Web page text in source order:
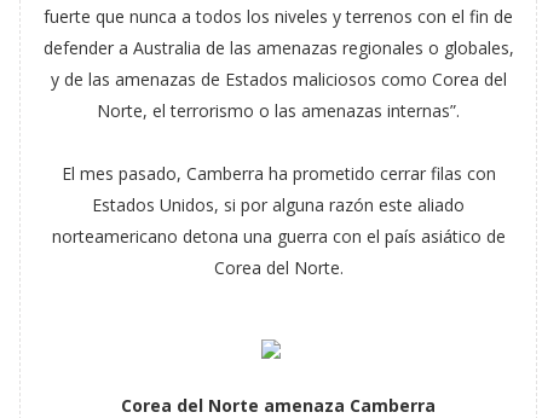
fuerte que nunca a todos los niveles y terrenos con el fin de
defender a Australia de las amenazas regionales o globales,
y de las amenazas de Estados maliciosos como Corea del
Norte, el terrorismo o las amenazas internas”.
El mes pasado, Camberra ha prometido cerrar filas con
Estados Unidos, si por alguna razón este aliado
norteamericano detona una guerra con el país asiático de
Corea del Norte.
Corea del Norte amenaza Camberra